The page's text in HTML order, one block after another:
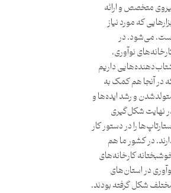
متخصص و ارائه
که مورد نیاز
می‌شود. در
نوآوری،
داریم
در آنجا هم کمک به
و رشد ایده‌ها و
نهایت شکل‌گیری
را در دستور کار
در کشور ما هم
کارخانه‌های
در استان‌های
شکل گرفته بودند.